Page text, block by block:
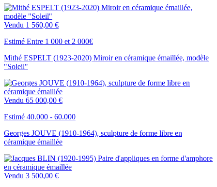
Vendu 1 560,00 €
Estimé Entre 1 000 et 2 000€
Mithé ESPELT (1923-2020) Miroir en céramique émaillée, modèle
"Soleil"
Vendu 65 000,00 €
Estimé 40.000 - 60.000
Georges JOUVE (1910-1964), sculpture de forme libre en
céramique émaillée
Vendu 3 500,00 €